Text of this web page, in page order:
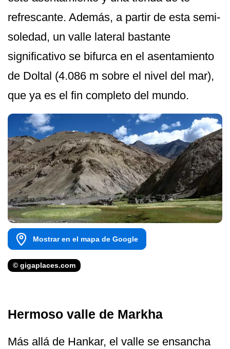
refrescante. Además, a partir de esta semi-
soledad, un valle lateral bastante
significativo se bifurca en el asentamiento
de Doltal (4.086 m sobre el nivel del mar),
que ya es el fin completo del mundo.
Mostrar en el mapa de Google
© gigaplaces.com
Hermoso valle de Markha
Más allá de Hankar, el valle se ensancha